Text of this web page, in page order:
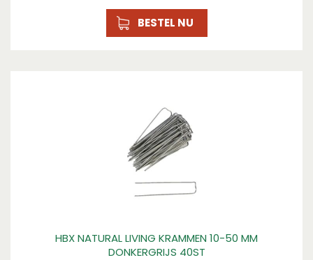
BESTEL NU
HBX NATURAL LIVING KRAMMEN 10-50 MM
DONKERGRIJS 40ST